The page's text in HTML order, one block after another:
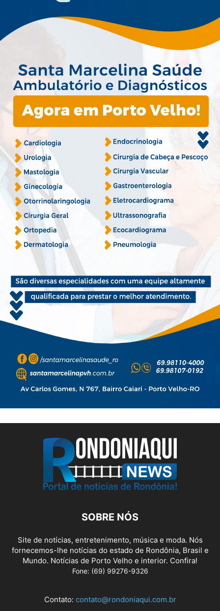
SOBRE NÓS
Site de notícias, entretenimento, música e moda. Nós
fornecemos-lhe notícias do estado de Rondônia, Brasil e
Mundo. Notícias de Porto Velho e interior. Confira!
Fone: (69) 99276-9326
Contato: contato@rondoniaqui.com.br